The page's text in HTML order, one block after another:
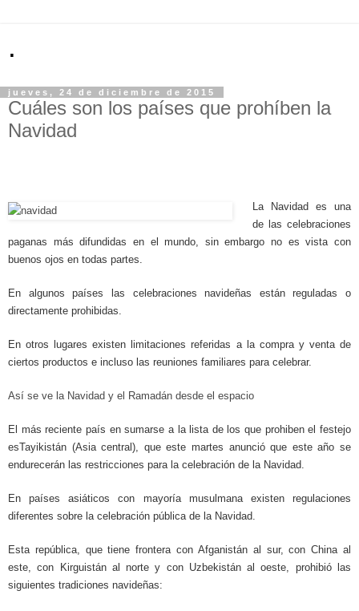
.
jueves, 24 de diciembre de 2015
Cuáles son los países que prohíben la
Navidad
La Navidad es una
de las celebraciones
paganas más difundidas en el mundo, sin embargo no es vista con
buenos ojos en todas partes.
En algunos países las celebraciones navideñas están reguladas o
directamente prohibidas.
En otros lugares existen limitaciones referidas a la compra y venta de
ciertos productos e incluso las reuniones familiares para celebrar.
Así se ve la Navidad y el Ramadán desde el espacio
El más reciente país en sumarse a la lista de los que prohiben el festejo
esTayikistán (Asia central), que este martes anunció que este año se
endurecerán las restricciones para la celebración de la Navidad.
En países asiáticos con mayoría musulmana existen regulaciones
diferentes sobre la celebración pública de la Navidad.
Esta república, que tiene frontera con Afganistán al sur, con China al
este, con Kirguistán al norte y con Uzbekistán al oeste, prohibió las
siguientes tradiciones navideñas: